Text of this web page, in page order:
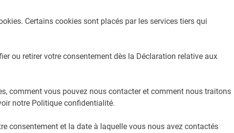
Certains cookies sont placés par les services tiers qui
ou retirer votre consentement dès la Déclaration relative aux
comment vous pouvez nous contacter et comment nous traitons
notre Politique confidentialité.
consentement et la date à laquelle vous nous avez contactés